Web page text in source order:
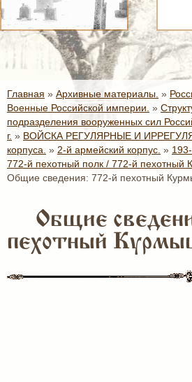
Главная » Архивные материалы. »
Военные Российской империи. »
подразделения вооруженных сил
г. » ВОЙСКА РЕГУЛЯРНЫЕ И
корпуса. » 2-й армейский корпус. »
772-й пехотный полк / 772-й пехотный
Общие сведения: 772-й пехотный
Общие
пехотный